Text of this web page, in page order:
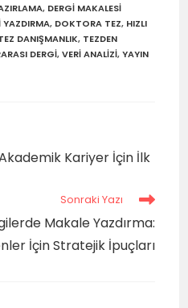
, DERGI MAKALESI
YAZDIRMA, DOKTORA TEZ, HIZLI
DANIŞMANLIK, TEZDEN
DERGI, VERI ANALIZI, YAYIN
Akademik Kariyer İçin İlk
Sonraki Yazı
Makale Yazdırma:
İçin Stratejik İpuçları